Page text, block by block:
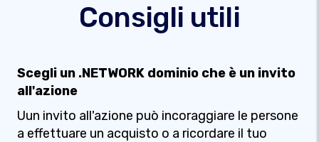
Consigli utili
Scegli un .NETWORK dominio che è un invito
all'azione
Uun invito all'azione può incoraggiare le persone
a effettuare un acquisto o a ricordare il tuo